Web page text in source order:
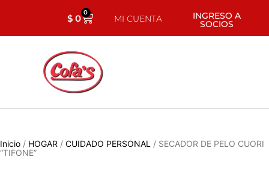
$0 0
MI CUENTA INGRESO A
SOCIOS
Inicio / HOGAR / CUIDADO PERSONAL / SECADOR DE PELO CUORI
“TIFONE”